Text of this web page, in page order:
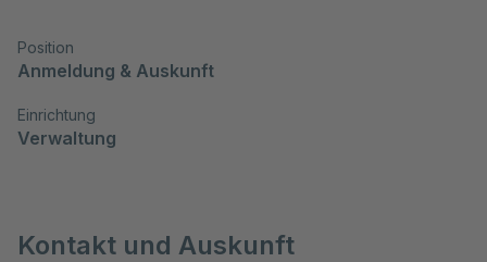
Position
Anmeldung & Auskunft
Einrichtung
Verwaltung
Kontakt und Auskunft